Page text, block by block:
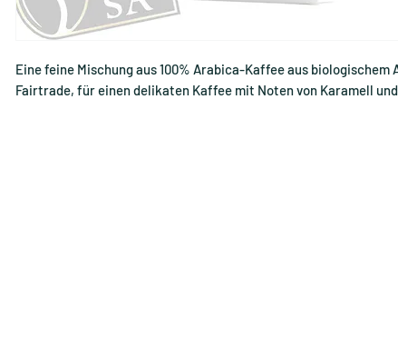
Eine feine Mischung aus 100% Arabica-Kaffee aus biologischem
Fairtrade, für einen delikaten Kaffee mit Noten von Karamell